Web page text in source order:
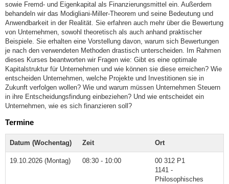
sowie Fremd- und Eigenkapital als Finanzierungsmittel ein. Außerdem
behandeln wir das Modigliani-Miller-Theorem und seine Bedeutung und
Anwendbarkeit in der Realität. Sie erfahren auch mehr über die Bewertung
von Unternehmen, sowohl theoretisch als auch anhand praktischer
Beispiele. Sie erhalten eine Vorstellung davon, warum sich Bewertungen
je nach den verwendeten Methoden drastisch unterscheiden. Im Rahmen
dieses Kurses beantworten wir Fragen wie: Gibt es eine optimale
Kapitalstruktur für Unternehmen und wie können sie diese erreichen? Wie
entscheiden Unternehmen, welche Projekte und Investitionen sie in
Zukunft verfolgen wollen? Wie und warum müssen Unternehmen Steuern
in ihre Entscheidungsfindung einbeziehen? Und wie entscheidet ein
Unternehmen, wie es sich finanzieren soll?
Termine
Datum (Wochentag) Zeit Ort
19.10.2026 (Montag) 08:30 - 10:00
00 312 P1
1141 -
Philosophisches